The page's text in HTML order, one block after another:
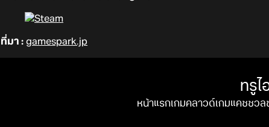
ที่มา : gamespark.jp
ทรูไ
หน้าแรกเกมคลาวด์เกมแคชชวล